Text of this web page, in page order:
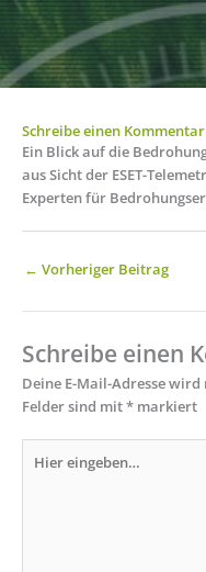
Schreibe einen Kommentar
Ein Blick auf die
aus Sicht der ESET-
Experten für
← Vorheriger Beitrag
Schreibe einen
Deine E-Mail-Adresse
Felder sind mit* markiert
eingeben…